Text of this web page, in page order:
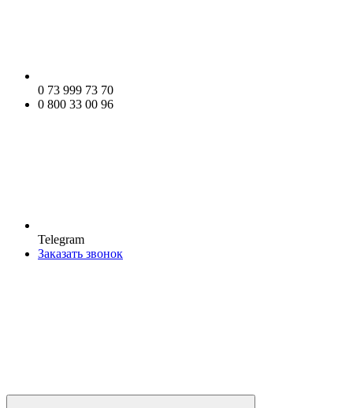
0 73 999 73 70
0 800 33 00 96
Telegram
Заказать звонок